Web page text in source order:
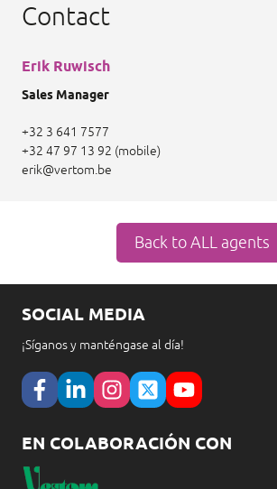
Contact
Erik Ruwisch
Sales Manager
+32 3 641 7577
+32 47 97 13 92 (mobile)
erik@vertom.be
Back to ALL agents
SOCIAL MEDIA
¡Síganos y manténgase al día!
EN COLABORACIÓN CON